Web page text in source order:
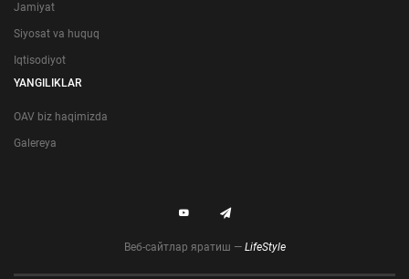
Jamiyat
Siyosat va huquq
Iqtisodiyot
YANGILIKLAR
OAV biz haqimizda
Galereya
Веб-сайтлар яратиш — LifeStyle